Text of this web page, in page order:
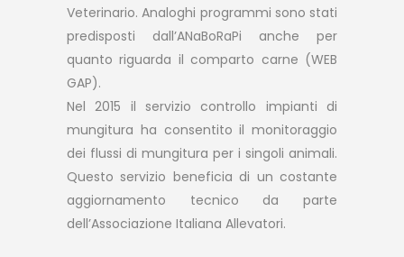
Veterinario. Analoghi programmi sono stati
predisposti dall’ANaBoRaPi anche per
quanto riguarda il comparto carne (WEB
GAP).
Nel 2015 il servizio controllo impianti di
mungitura ha consentito il monitoraggio
dei flussi di mungitura per i singoli animali.
Questo servizio beneficia di un costante
aggiornamento tecnico da parte
dell’Associazione Italiana Allevatori.